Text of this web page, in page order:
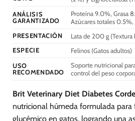
ANÁLISIS
GARANTIZADO
Proteína 9.0%, Grasa
Azúcares totales
PRESENTACIÓN
Lata de 200 g (Textura
ESPECIE
Felinos (Gatos adultos)
USO
RECOMENDADO
Soporte nutricional
control del peso
Brit Veterinary Diet Diabetes
nutricional húmeda formulada para
glucémico en gatos, logrando una